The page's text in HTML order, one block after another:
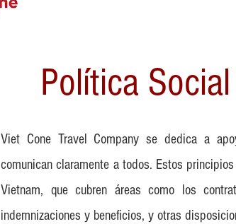
Política
Viet Cone Travel Company se dedica a
comunican claramente a todos. Estos
Vietnam, que cubren áreas como los
indemnizaciones y beneficios, y otras